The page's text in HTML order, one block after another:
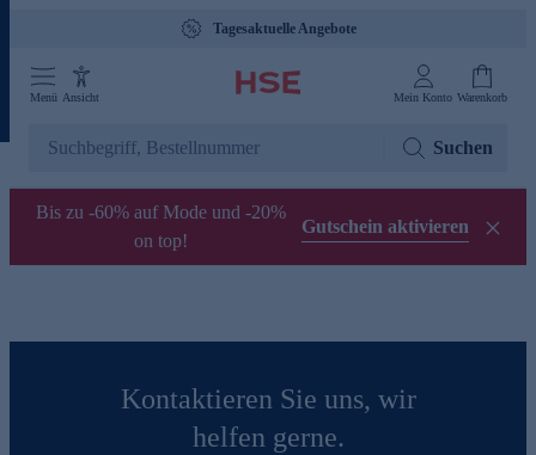
Tagesaktuelle Angebote
Menü Ansicht Mein Konto Warenkorb
Suchen
Bis zu -60% auf Mode und -20%
on top!
Gutschein aktivieren
Kontaktieren Sie uns, wir
helfen gerne.